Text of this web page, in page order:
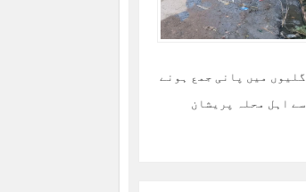
گلیوں میں پانی جمع ہونے
سے اہل محلہ پریشان